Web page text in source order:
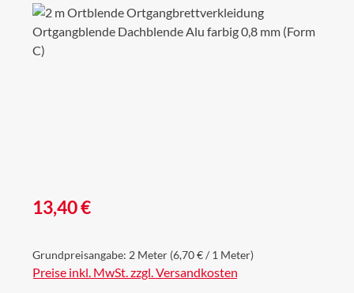
Bildergalerie überspringen
Regulärer Preis:
13,40 €
Grundpreisangabe: 2 Meter (6,70 € / 1 Meter)
Preise inkl. MwSt. zzgl. Versandkosten